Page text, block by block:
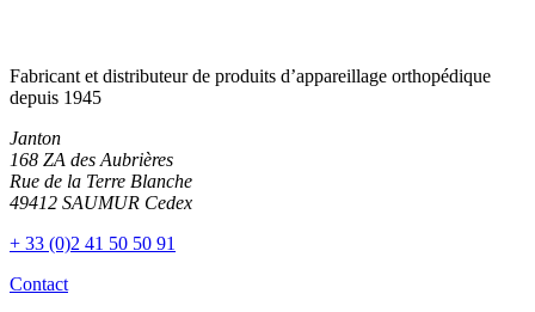
Fabricant et distributeur de produits d’appareillage orthopédique
depuis 1945
Janton
168 ZA des Aubrières
Rue de la Terre Blanche
49412 SAUMUR Cedex
+ 33 (0)2 41 50 50 91
Contact